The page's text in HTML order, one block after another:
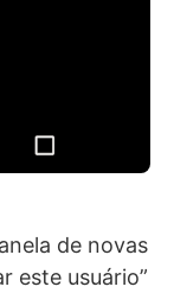
de novas
este usuário”